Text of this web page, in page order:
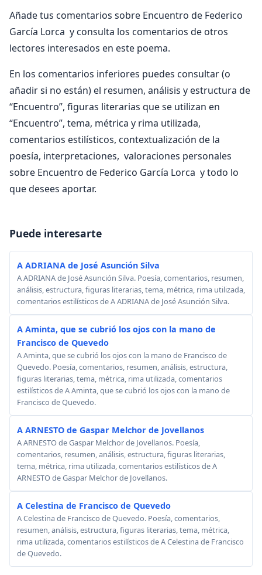
Añade tus comentarios sobre Encuentro de Federico
García Lorca y consulta los comentarios de otros
lectores interesados en este poema.
En los comentarios inferiores puedes consultar (o
añadir si no están) el resumen, análisis y estructura de
“Encuentro”, figuras literarias que se utilizan en
“Encuentro”, tema, métrica y rima utilizada,
comentarios estilísticos, contextualización de la
poesía, interpretaciones, valoraciones personales
sobre Encuentro de Federico García Lorca y todo lo
que desees aportar.
Puede interesarte
A ADRIANA de José Asunción Silva
A ADRIANA de José Asunción Silva. Poesía, comentarios, resumen,
análisis, estructura, figuras literarias, tema, métrica, rima utilizada,
comentarios estilísticos de A ADRIANA de José Asunción Silva.
A Aminta, que se cubrió los ojos con la mano de
Francisco de Quevedo
A Aminta, que se cubrió los ojos con la mano de Francisco de
Quevedo. Poesía, comentarios, resumen, análisis, estructura,
figuras literarias, tema, métrica, rima utilizada, comentarios
estilísticos de A Aminta, que se cubrió los ojos con la mano de
Francisco de Quevedo.
A ARNESTO de Gaspar Melchor de Jovellanos
A ARNESTO de Gaspar Melchor de Jovellanos. Poesía,
comentarios, resumen, análisis, estructura, figuras literarias,
tema, métrica, rima utilizada, comentarios estilísticos de A
ARNESTO de Gaspar Melchor de Jovellanos.
A Celestina de Francisco de Quevedo
A Celestina de Francisco de Quevedo. Poesía, comentarios,
resumen, análisis, estructura, figuras literarias, tema, métrica,
rima utilizada, comentarios estilísticos de A Celestina de Francisco
de Quevedo.